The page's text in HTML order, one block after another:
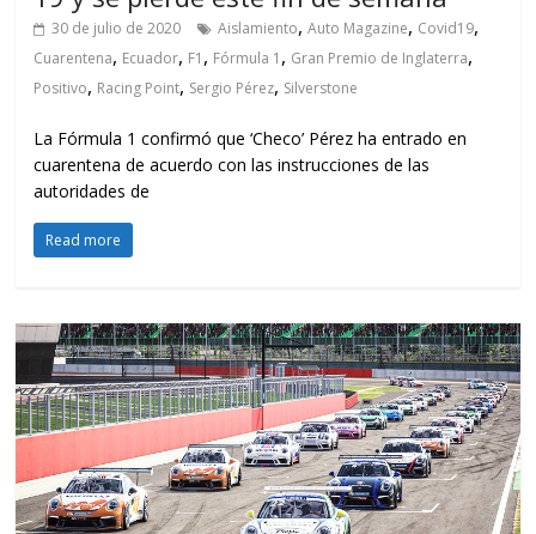
30 de julio de 2020 Aislamiento,Auto Magazine, Covid19,
Cuarentena, Ecuador, F1 , Fórmula 1 , Gran Premio de Inglaterra,
Positivo, Racing Point, Sergio Pérez, Silverstone
La Fórmula 1 confirmó que ‘Checo’ Pérez ha entrado en
cuarentena de acuerdo con las instrucciones de las
autoridades de
Read more